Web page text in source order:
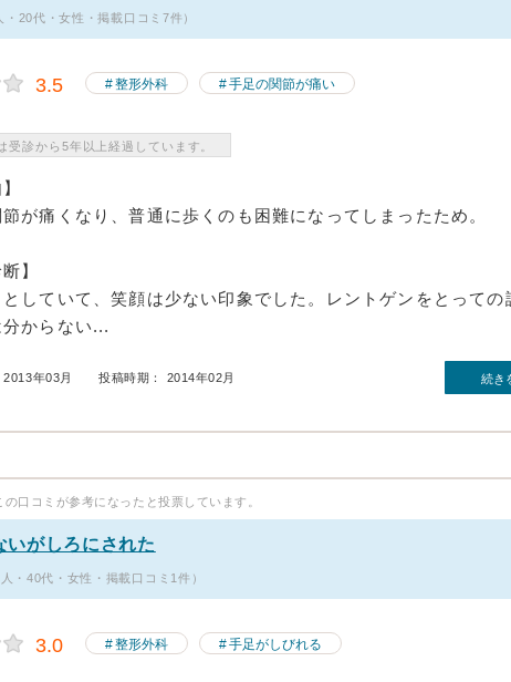
・20代・女性・掲載口コミ7件）
3.5 整形外科 手足の関節が痛い
受診から5年以上経過しています。
が痛くなり、普通に歩くのも困難になってしまったため。
】
していて、笑顔は少ない印象でした。レントゲンをとっての
からない...
年03月 投稿時期： 2014年02月 続き
の口コミが参考になったと投票しています。
いがしろにされた
・40代・女性・掲載口コミ1件）
3.0 整形外科 手足がしびれる